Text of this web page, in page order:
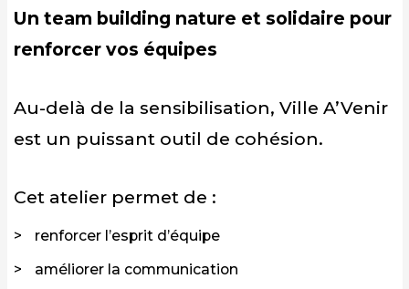
Un team building nature et solidaire pour
renforcer vos équipes
Au-delà de la sensibilisation, Ville A’Venir
est un puissant outil de cohésion.
Cet atelier permet de :
renforcer l’esprit d’équipe
améliorer la communication